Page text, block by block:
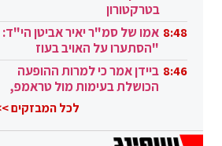
בטרקטורון
8:48 אמו של סמ"ר יאיר אביטן הי"ד:
"הסתערו על האויב בעוז
ובגבורה" 8:46 ביידן אמר כי למרות ההופעה
הכושלת בעימות מול טראמפ,
לכל המבזקים